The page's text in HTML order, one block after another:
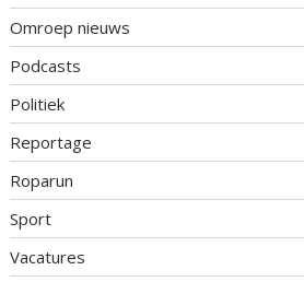
Omroep nieuws
Podcasts
Politiek
Reportage
Roparun
Sport
Vacatures